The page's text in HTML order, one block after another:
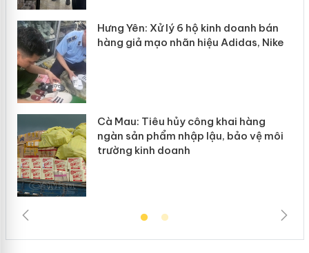
Hưng Yên: Xử lý 6 hộ kinh doanh bán
hàng giả mạo nhãn hiệu Adidas, Nike
Cà Mau: Tiêu hủy công khai hàng
ngàn sản phẩm nhập lậu, bảo vệ môi
trường kinh doanh